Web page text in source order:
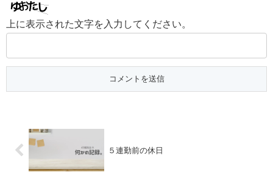
上に表示された文字を入力してください。
５連勤前の休日